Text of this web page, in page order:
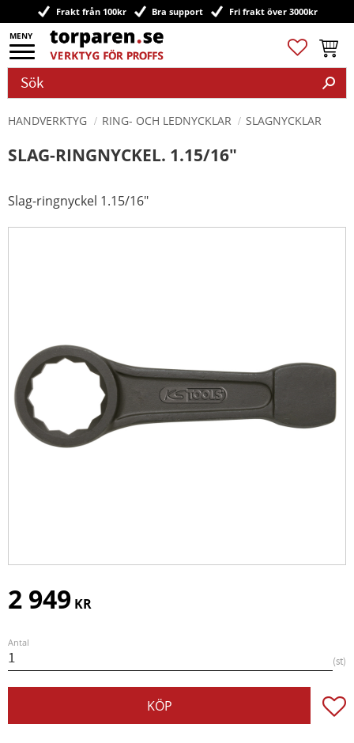
Meny
Frakt från 100kr Bra support Fri frakt över 3000kr
Favoriter
HANDVERKTYG RING- OCH LEDNYCKLAR SLAGNYCKLAR
SLAG-RINGNYCKEL. 1.15/16"
Slag-ringnyckel 1.15/16"
2 949 KR
Antal
st
KÖP